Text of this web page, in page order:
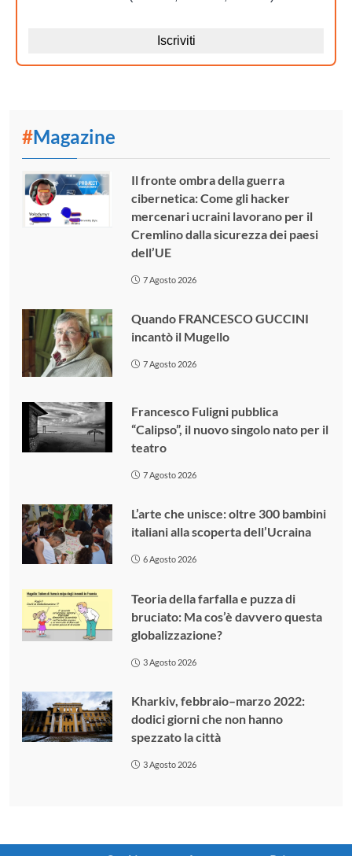
#Magazine
Il fronte ombra della guerra
cibernetica: Come gli hacker
mercenari ucraini lavorano per il
Cremlino dalla sicurezza dei paesi
dell’UE
7 Agosto 2026
Quando FRANCESCO GUCCINI
incantò il Mugello
7 Agosto 2026
Francesco Fuligni pubblica
“Calipso”, il nuovo singolo nato per il
teatro
7 Agosto 2026
L’arte che unisce: oltre 300 bambini
italiani alla scoperta dell’Ucraina
6 Agosto 2026
Teoria della farfalla e puzza di
bruciato: Ma cos’è davvero questa
globalizzazione?
3 Agosto 2026
Kharkiv, febbraio–marzo 2022:
dodici giorni che non hanno
spezzato la città
3 Agosto 2026